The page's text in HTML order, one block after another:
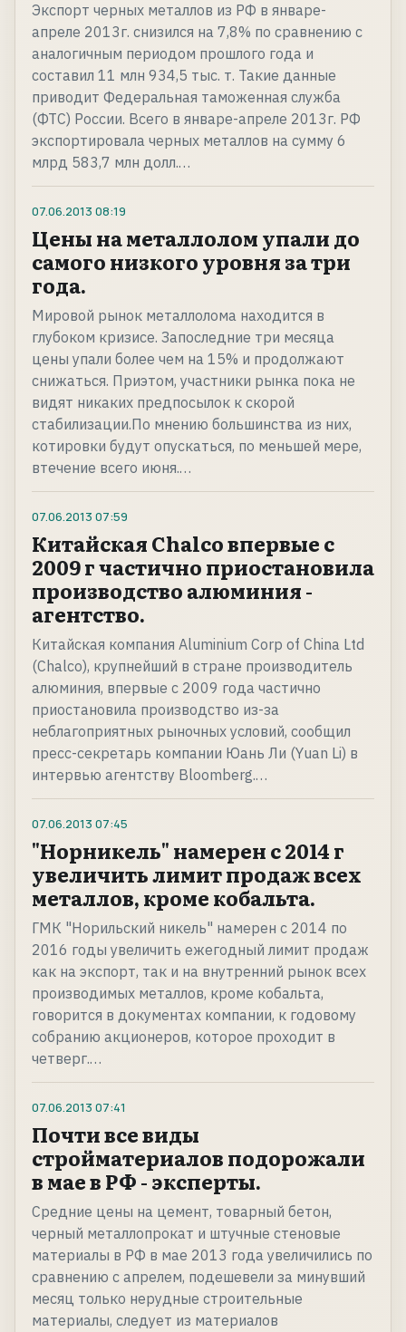
Экспорт черных металлов из РФ в январе-
апреле 2013г. снизился на 7,8% по сравнению с
аналогичным периодом прошлого года и
составил 11 млн 934,5 тыс. т. Такие данные
приводит Федеральная таможенная служба
(ФТС) России. Всего в январе-апреле 2013г. РФ
экспортировала черных металлов на сумму 6
млрд 583,7 млн долл.…
07.06.2013 08:19
Цены на металлолом упали до
самого низкого уровня за три
года.
Мировой рынок металлолома находится в
глубоком кризисе. Запоследние три месяца
цены упали более чем на 15% и продолжают
снижаться. Приэтом, участники рынка пока не
видят никаких предпосылок к скорой
стабилизации.По мнению большинства из них,
котировки будут опускаться, по меньшей мере,
втечение всего июня.…
07.06.2013 07:59
Китайская Chalco впервые с
2009 г частично приостановила
производство алюминия -
агентство.
Китайская компания Aluminium Corp of China Ltd
(Chalco), крупнейший в стране производитель
алюминия, впервые с 2009 года частично
приостановила производство из-за
неблагоприятных рыночных условий, сообщил
пресс-секретарь компании Юань Ли (Yuan Li) в
интервью агентству Bloomberg.…
07.06.2013 07:45
"Норникель" намерен с 2014 г
увеличить лимит продаж всех
металлов, кроме кобальта.
ГМК "Норильский никель" намерен с 2014 по
2016 годы увеличить ежегодный лимит продаж
как на экспорт, так и на внутренний рынок всех
производимых металлов, кроме кобальта,
говорится в документах компании, к годовому
собранию акционеров, которое проходит в
четверг.…
07.06.2013 07:41
Почти все виды
стройматериалов подорожали
в мае в РФ - эксперты.
Средние цены на цемент, товарный бетон,
черный металлопрокат и штучные стеновые
материалы в РФ в мае 2013 года увеличились по
сравнению с апрелем, подешевели за минувший
месяц только нерудные строительные
материалы, следует из материалов